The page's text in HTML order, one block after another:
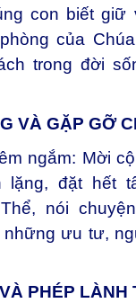
con biết giữ
của
trong đời
VÀ GẶP GỠ
ngắm: Mời
lặng, đặt hết
nói
những ưu tư,
PHÉP LÀNH